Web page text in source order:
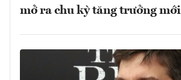
mở ra chu kỳ tăng trưởng mới